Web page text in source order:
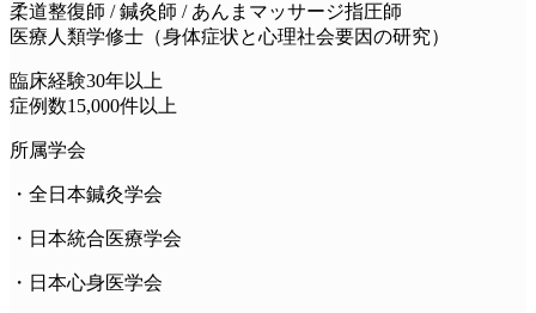
柔道整復師 / 鍼灸師 / あんまマッサージ指圧師
医療人類学修士（身体症状と心理社会要因の研究）
臨床経験30年以上
症例数15,000件以上
所属学会
・全日本鍼灸学会
・日本統合医療学会
・日本心身医学会